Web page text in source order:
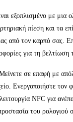
εξοπλισμένο με μια
πίεση και τα
από τον καρπό σας.
για τη
σε επαφή με
Ενεργοποιήστε τον
NFC για
του ρολογιού